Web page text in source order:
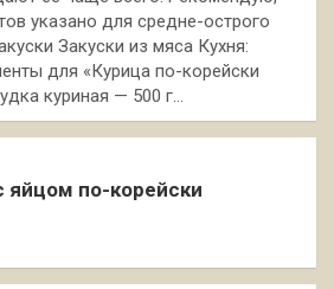
указано для средне-острого
Закуски из мяса Кухня:
для «Курица по-корейски
куриная — 500 г…
яйцом по-корейски